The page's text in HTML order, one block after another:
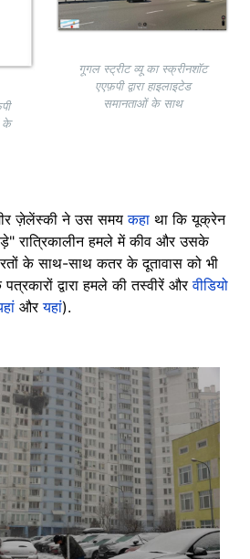
के
गूगल स्ट्रीट व्यू का स्क्रीनशॉट
एएफ़पी द्वारा हाइलाइटेड
समानताओं के साथ
ज़ेलेंस्की ने उस समयकहा था कि यूक्रेन
रात्रिकालीन हमले में कीव और उसके
के साथ-साथ कतर के दूतावास को भी
द्वारा हमले की तस्वीरें औरवीडियो
औरयहां).